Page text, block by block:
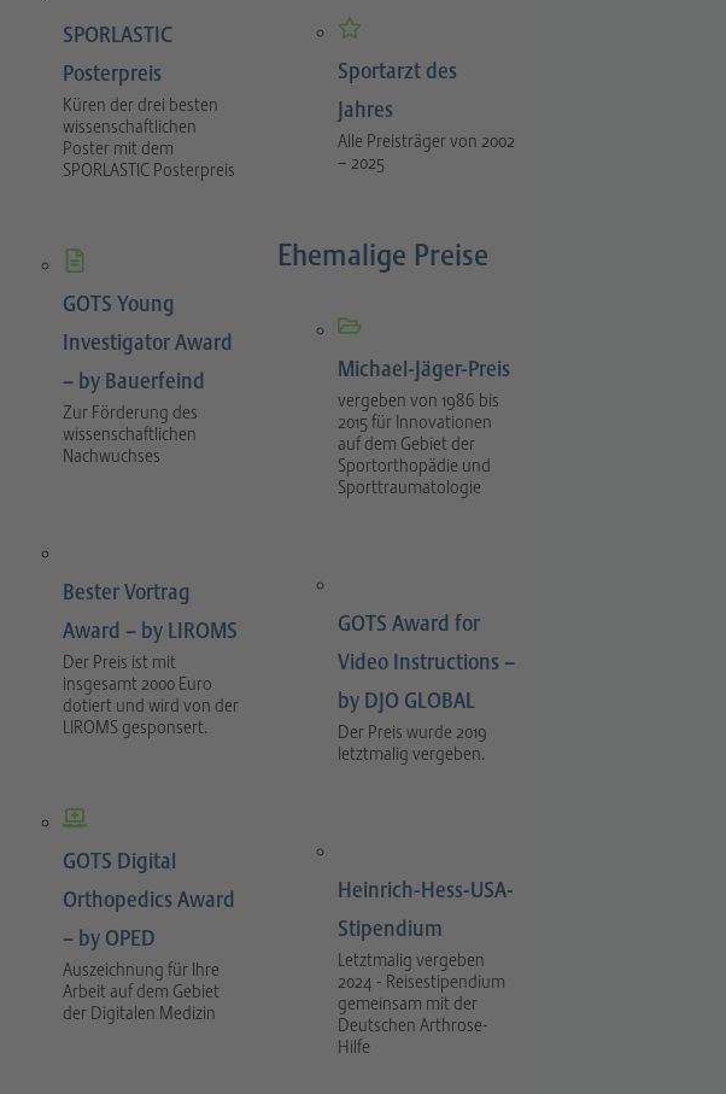
SPORLASTIC
Posterpreis
Küren der drei besten
wissenschaftlichen
Poster mit dem
SPORLASTIC Posterpreis
GOTS Young
Investigator Award
– by Bauerfeind
Zur Förderung des
wissenschaftlichen
Nachwuchses
Bester Vortrag
Award – by LIROMS
Der Preis ist mit
insgesamt 2000 Euro
dotiert und wird von der
LIROMS gesponsert.
GOTS Digital
Orthopedics Award
– by OPED
Auszeichnung für Ihre
Arbeit auf dem Gebiet
der Digitalen Medizin
Sportarzt des
Jahres
Alle Preisträger von 2002
– 2025
Ehemalige Preise
Michael-Jäger-Preis
vergeben von 1986 bis
2015 für Innovationen
auf dem Gebiet der
Sportorthopädie und
Sporttraumatologie
GOTS Award for
Video Instructions –
by DJO GLOBAL
Der Preis wurde 2019
letztmalig vergeben.
Heinrich-Hess-USA-
Stipendium
Letztmalig vergeben
2024 - Reisestipendium
gemeinsam mit der
Deutschen Arthrose-
Hilfe